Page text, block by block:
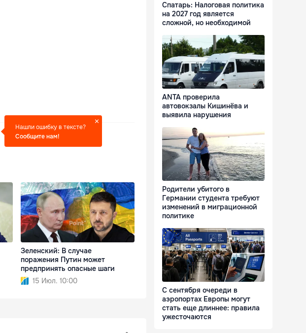
Нашли ошибку в тексте?
Сообщите нам!
Зеленский: В случае
поражения Путин может
предпринять опасные шаги
15 Июл. 10:00
Спатарь: Налоговая политика
на 2027 год является
сложной, но необходимой
ANTA проверила
автовокзалы Кишинёва и
выявила нарушения
Родители убитого в
Германии студента требуют
изменений в миграционной
политике
С сентября очереди в
аэропортах Европы могут
стать еще длиннее: правила
ужесточаются